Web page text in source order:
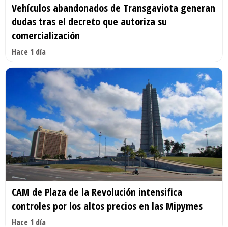
Vehículos abandonados de Transgaviota generan
dudas tras el decreto que autoriza su
comercialización
Hace 1 día
CAM de Plaza de la Revolución intensifica
controles por los altos precios en las Mipymes
Hace 1 día